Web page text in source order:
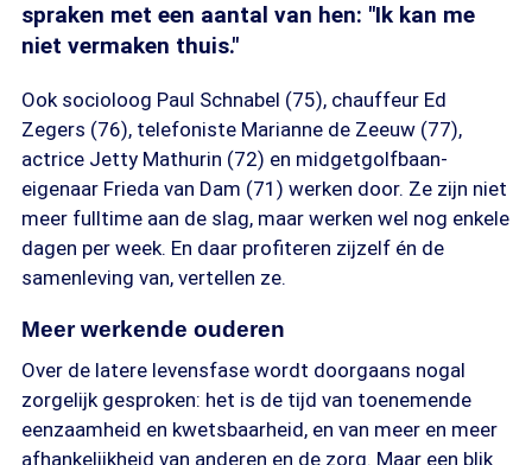
spraken met een aantal van hen: "Ik kan me
niet vermaken thuis."
Ook socioloog Paul Schnabel (75), chauffeur Ed
Zegers (76), telefoniste Marianne de Zeeuw (77),
actrice Jetty Mathurin (72) en midgetgolfbaan-
eigenaar Frieda van Dam (71) werken door. Ze zijn niet
meer fulltime aan de slag, maar werken wel nog enkele
dagen per week. En daar profiteren zijzelf én de
samenleving van, vertellen ze.
Meer werkende ouderen
Over de latere levensfase wordt doorgaans nogal
zorgelijk gesproken: het is de tijd van toenemende
eenzaamheid en kwetsbaarheid, en van meer en meer
afhankelijkheid van anderen en de zorg. Maar een blik